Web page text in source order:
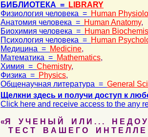
БИБЛИОТЕКА =
LIBRARY
Физиология человека = Human
Анатомия человека = Human Anatomy,
Биохимия человека = Human
Психология человека = Human
Медицина = Medicine,
Математика = Mathematics,
Химия = Chemistry,
Физика = Physics,
Общенаучная литература = General
Щелкни здесь и получи доступ к
Click here and receive access to the any
«Я У Ч Е Н Ы Й И Л И . . . Н Е Д О У
Т Е С Т В А Ш Е Г О И Н Т Е Л Л Е